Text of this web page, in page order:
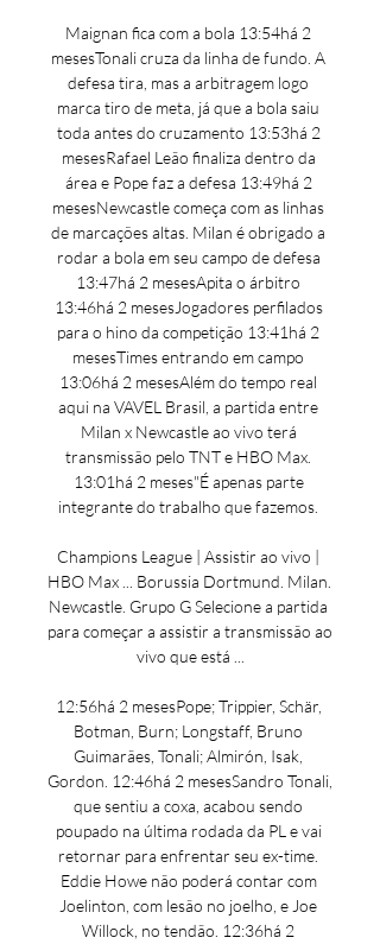
Maignan fica com a bola 13:54há 2
mesesTonali cruza da linha de fundo. A
defesa tira, mas a arbitragem logo
marca tiro de meta, já que a bola saiu
toda antes do cruzamento 13:53há 2
mesesRafael Leão finaliza dentro da
área e Pope faz a defesa 13:49há 2
mesesNewcastle começa com as linhas
de marcações altas. Milan é obrigado a
rodar a bola em seu campo de defesa
13:47há 2 mesesApita o árbitro
13:46há 2 mesesJogadores perfilados
para o hino da competição 13:41há 2
mesesTimes entrando em campo
13:06há 2 mesesAlém do tempo real
aqui na VAVEL Brasil, a partida entre
Milan x Newcastle ao vivo terá
transmissão pelo TNT e HBO Max.
13:01há 2 meses"É apenas parte
integrante do trabalho que fazemos.
Champions League | Assistir ao vivo |
HBO Max ... Borussia Dortmund. Milan.
Newcastle. Grupo G Selecione a partida
para começar a assistir a transmissão ao
vivo que está ...
12:56há 2 mesesPope; Trippier, Schär,
Botman, Burn; Longstaff, Bruno
Guimarães, Tonali; Almirón, Isak,
Gordon. 12:46há 2 mesesSandro Tonali,
que sentiu a coxa, acabou sendo
poupado na última rodada da PL e vai
retornar para enfrentar seu ex-time.
Eddie Howe não poderá contar com
Joelinton, com lesão no joelho, e Joe
Willock, no tendão. 12:36há 2